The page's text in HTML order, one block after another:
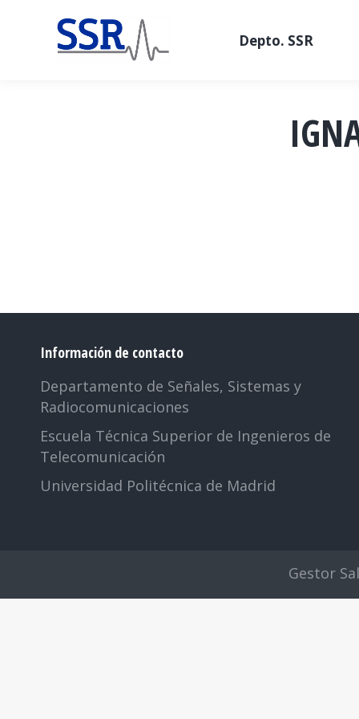
Depto. SSR
Información de contacto
Departamento de Señales, Sistemas y
Radiocomunicaciones
Escuela Técnica Superior de Ingenieros de
Telecomunicación
Universidad Politécnica de Madrid
Gestor